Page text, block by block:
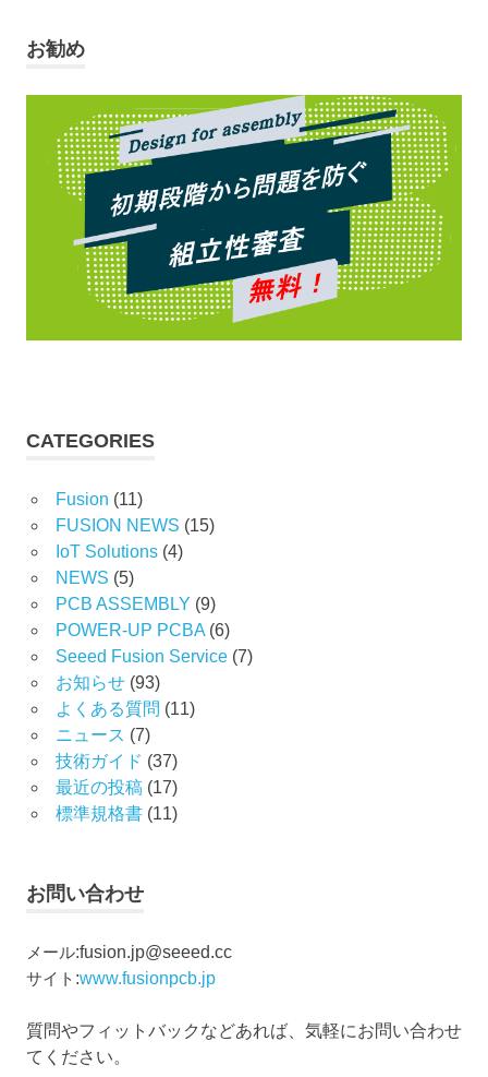
お勧め
CATEGORIES
Fusion (11)
FUSION NEWS (15)
IoT Solutions(4)
NEWS (5)
PCB ASSEMBLY (9)
POWER-UP PCBA(6)
Seeed Fusion Service(7)
お知らせ(93)
よくある質問 (11)
ニュース (7)
技術ガイド (37)
最近の投稿(17)
標準規格書(11)
お問い合わせ
メール:fusion.jp@seeed.cc
サイト :www.fusionpcb.jp
質問やフィットバックなどあれば、気軽にお問い合わせ
てください。